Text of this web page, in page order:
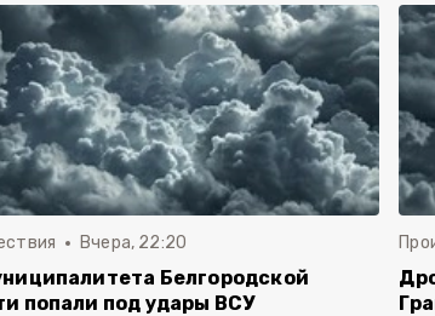
Вчера, 22:20
Белгородской
попали под удары ВСУ